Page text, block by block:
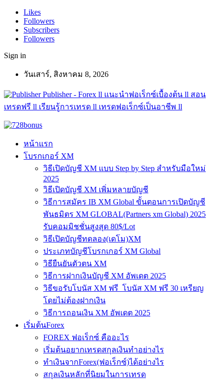
Likes
Followers
Subscribers
Followers
Sign in
วันเสาร์, สิงหาคม 8, 2026
Publisher - Forex ll แนะนำฟอเร็กซ์เบื้องต้น ll สอน
เทรดฟรี ll เรียนรู้การเทรด ll เทรดฟอเร็กซ์เป็นอาชีพ ll
หน้าแรก
โบรกเกอร์ XM
วิธีเปิดบัญชี XM แบบ Step by Step สำหรับมือใหม่
2025
วิธีเปิดบัญชี XM เพิ่มหลายบัญชี
วิธีการสมัคร IB XM Global ขั้นตอนการเปิดบัญชี
พันธมิตร XM GLOBAL(Partners xm Global) 2025
รับคอมมิชชั่นสูงสุด 80$/Lot
วิธีเปิดบัญชีทดลอง(เดโม)XM
ประเภทบัญชีโบรกเกอร์ XM Global
วิธียืนยันตัวตน XM
วิธีการฝากเงินบัญชี XM อัพเดต 2025
วิธีขอรับโบนัส XM ฟรี โบนัส XM ฟรี 30 เหรียญ
โดยไม่ต้องฝากเงิน
วิธีการถอนเงิน XM อัพเดต 2025
เริ่มต้นForex
FOREX ฟอเร็กซ์ คืออะไร
เริ่มต้นอยากเทรดสกุลเงินทำอย่างไร
ทำเงินจากForex(ฟอเร็กซ์)ได้อย่างไร
สกุลเงินหลักที่นิยมในการเทรด